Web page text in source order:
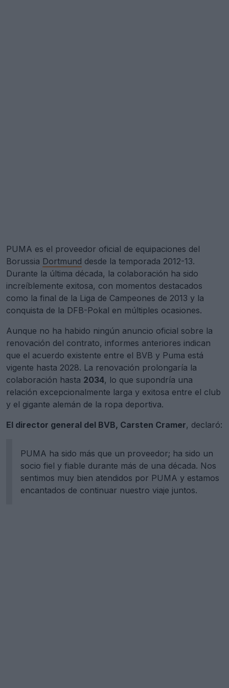
PUMA es el proveedor oficial de equipaciones del
Borussia Dortmund desde la temporada 2012-13.
Durante la última década, la colaboración ha sido
increíblemente exitosa, con momentos destacados
como la final de la Liga de Campeones de 2013 y la
conquista de la DFB-Pokal en múltiples ocasiones.
Aunque no ha habido ningún anuncio oficial sobre la
renovación del contrato, informes anteriores indican
que el acuerdo existente entre el BVB y Puma está
vigente hasta 2028. La renovación prolongaría la
colaboración hasta 2034, lo que supondría una
relación excepcionalmente larga y exitosa entre el club
y el gigante alemán de la ropa deportiva.
El director general del BVB, Carsten Cramer, declaró:
PUMA ha sido más que un proveedor; ha sido un
socio fiel y fiable durante más de una década. Nos
sentimos muy bien atendidos por PUMA y estamos
encantados de continuar nuestro viaje juntos.